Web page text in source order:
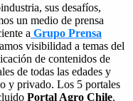
sus desafíos,
un medio de prensa
a Grupo Prensa
visibilidad a temas del
de contenidos de
de todas las edades y
y privado. Los 5 portales
Portal Agro Chile,